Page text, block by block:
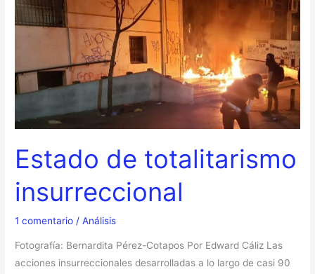
Estado de totalitarismo
insurreccional
1 comentario /Análisis
Fotografía: Bernardita Pérez-Cotapos Por Edward Cáliz Las
acciones insurreccionales desarrolladas a lo largo de casi 90